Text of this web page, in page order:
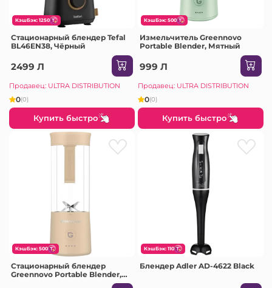
КэшБэк: 1250
Стационарный блендер Tefal
BL46EN38, Чёрный
2499 Л
Продавец: ULTRA DISTRIBUTION
0(0)
Купить быстро
КэшБэк: 500
Измельчитель Greennovo
Portable Blender, Мятный
999 Л
Продавец: ULTRA DISTRIBUTION
0(0)
Купить быстро
КэшБэк: 500
Стационарный блендер
Greennovo Portable Blender,
КэшБэк: 110
Блендер Adler AD-4622 Black